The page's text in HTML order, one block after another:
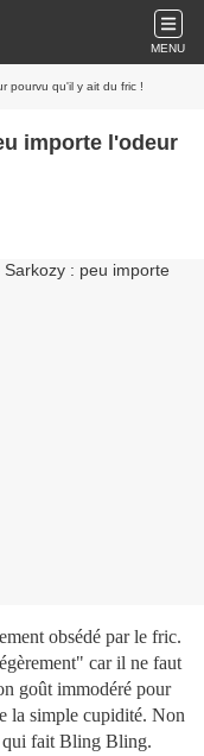
MENU
pourvu qu'il y ait du fric !
importe l'odeur
obsédé par le fric.
car il ne faut
goût immodéré pour
la simple cupidité. Non
qui fait Bling Bling.